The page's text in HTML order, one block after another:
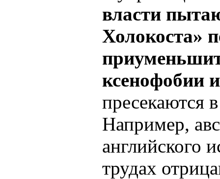
власти
Холокоста»
ксенофобии
пресекаются
Например,
английского
трудах